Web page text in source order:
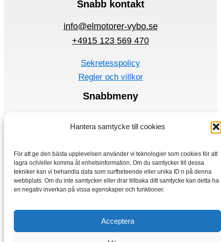
Hantera samtycke till cookies
För att ge den bästa upplevelsen använder vi teknologier som cookies för att
lagra och/eller komma åt enhetsinformation. Om du samtycker till dessa
tekniker kan vi behandla data som surfbeteende eller unika ID:n på denna
webbplats. Om du inte samtycker eller drar tillbaka ditt samtycke kan detta ha
en negativ inverkan på vissa egenskaper och funktioner.
Acceptera
Snabb kontakt
info@elmotorer-vybo.se
+4915 123 569 470
Sekretesspolicy
Regler och villkor
Snabbmeny
Frekvensomvandlare
Lagra